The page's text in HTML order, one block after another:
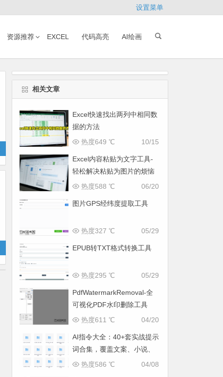
设置菜单
资源推荐 EXCEL 代码高亮 AI绘画
相关文章
Excel快速找出两列中相同数
据的方法
10/15
热度649 ℃
Excel内容粘贴为文字工具-
轻松解决粘贴为图片的烦恼
06/20
热度588 ℃
图片GPS经纬度提取工具
05/29
热度327 ℃
EPUB转TXT格式转换工具
05/29
热度295 ℃
PdfWatermarkRemoval-全
可视化PDF水印删除工具
04/20
热度611 ℃
AI指令大全：40+套实战提示
词合集，覆盖文案、小说、
运营全场景
04/08
热度586 ℃